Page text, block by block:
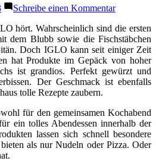
Schreibe einen Kommentarzu
als
und
Blubb
hört. Wahrscheinlich sind die ersten
dem Blubb sowie die Fischstäbchen
Doch IGLO kann seit einiger Zeit
hat Produkte im Gepäck von hoher
ist grandios. Perfekt gewürzt und
Der Geschmack ist ebenfalls
tolle Rezepte zaubern.
für den gemeinsamen Kochabend
ein tolles Abendessen innerhalb der
lassen sich schnell besondere
als nur Nudeln oder Pizza. Oder